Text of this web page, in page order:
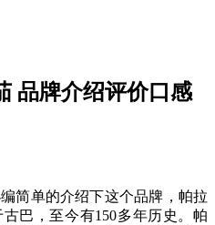
品牌介绍评价口感
简单的介绍下这个品牌，帕拉
古巴，至今有150多年历史。帕